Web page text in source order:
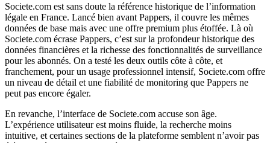
Societe.com est sans doute la référence historique de l’information
légale en France. Lancé bien avant Pappers, il couvre les mêmes
données de base mais avec une offre premium plus étoffée. Là où
Societe.com écrase Pappers, c’est sur la profondeur historique des
données financières et la richesse des fonctionnalités de surveillance
pour les abonnés. On a testé les deux outils côte à côte, et
franchement, pour un usage professionnel intensif, Societe.com offre
un niveau de détail et une fiabilité de monitoring que Pappers ne
peut pas encore égaler.
En revanche, l’interface de Societe.com accuse son âge.
L’expérience utilisateur est moins fluide, la recherche moins
intuitive, et certaines sections de la plateforme semblent n’avoir pas